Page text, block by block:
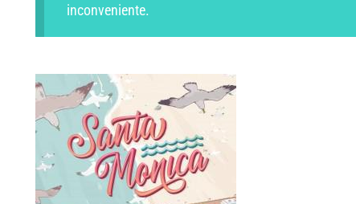
inconveniente.